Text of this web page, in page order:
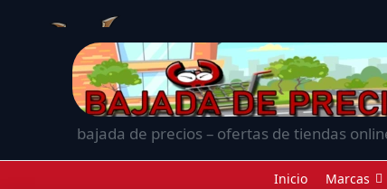
bajada de precios – ofertas de tiendas
Inicio Marcas